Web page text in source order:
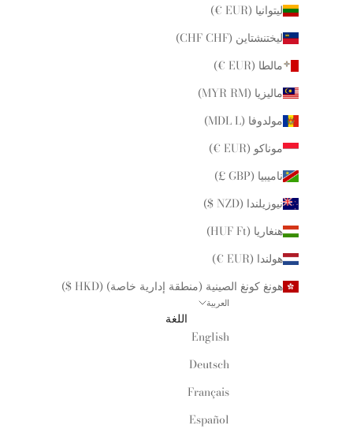
ليتوانيا (EUR €)
ليختنشتاين (CHF CHF)
مالطا (EUR €)
ماليزيا (MYR RM)
مولدوفا (MDL L)
موناكو (EUR €)
ناميبيا (GBP £)
نيوزيلندا (NZD $)
هنغاريا (HUF Ft)
هولندا (EUR €)
هونغ كونغ الصينية (منطقة إدارية خاصة) (HKD $)
العربية
اللغة
English
Deutsch
Français
Español